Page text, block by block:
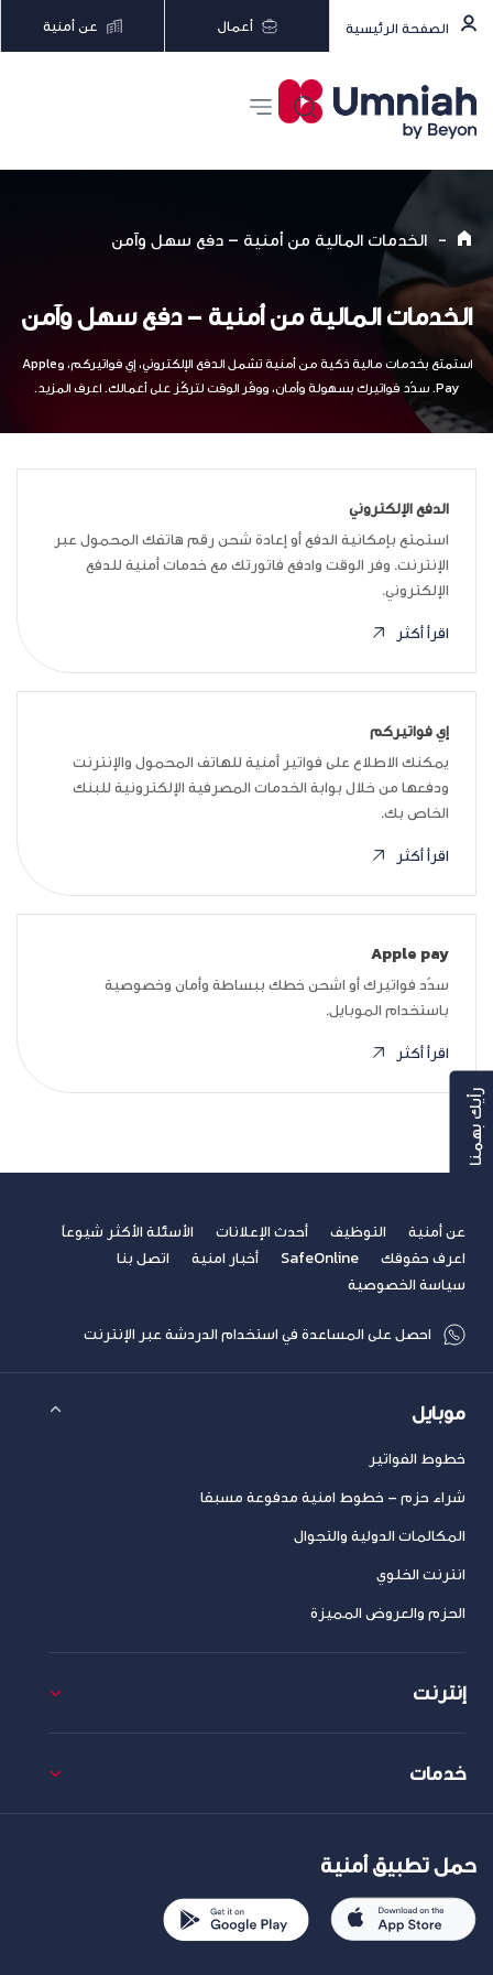
الصفحة الرئيسية أعمال عن أمنية
- الخدمات المالية من أمنية – دفع سهل وآمن
الخدمات المالية من أمنية – دفع سهل وآمن
استمتع بخدمات مالية ذكية من أمنية تشمل الدفع الإلكتروني، إي فواتيركم، وApple
Pay. سدّد فواتيرك بسهولة وأمان، ووفّر الوقت لتركّز على أعمالك. اعرف المزيد.
الدفع الإلكتروني
استمتع بإمكانية الدفع أو إعادة شحن رقم هاتفك المحمول عبر
الإنترنت. وفر الوقت وادفع فاتورتك مع خدمات أمنية للدفع
الإلكتروني.
اقرأ أكثر
إي فواتيركم
يمكنك الاطلاع على فواتير أمنية للهاتف المحمول والإنترنت
ودفعها من خلال بوابة الخدمات المصرفية الإلكترونية للبنك
الخاص بك.
اقرأ أكثر
Apple pay
سدّد فواتيرك أو اشحن خطك ببساطة وأمان وخصوصية
باستخدام الموبايل.
اقرأ أكثر
عن أمنية التوظيف أحدث الإعلانات
الأسئلة الأكثر شيوعاً
اعرف حقوقك
SafeOnline أخبار امنية
اتصل بنا
سياسة الخصوصية
احصل على المساعدة في استخدام الدردشة عبر الإنترنت
موبايل
خطوط الفواتير
شراء حزم – خطوط امنية مدفوعة مسبقا
المكالمات الدولية والتجوال
انترنت الخلوي
الحزم والعروض المميزة
إنترنت
خدمات
حمل تطبيق أمنية
رأيك بهمنا